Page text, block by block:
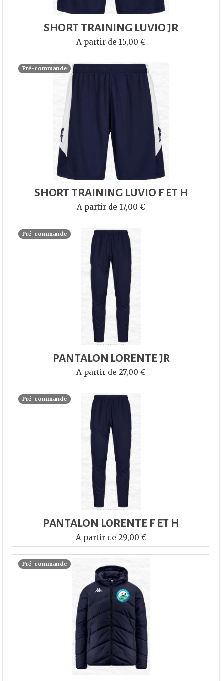
SHORT TRAINING LUVIO JR
A partir de 15,00 €
Pré-commande
SHORT TRAINING LUVIO F ET H
A partir de 17,00 €
Pré-commande
PANTALON LORENTE JR
A partir de 27,00 €
Pré-commande
PANTALON LORENTE F ET H
A partir de 29,00 €
Pré-commande